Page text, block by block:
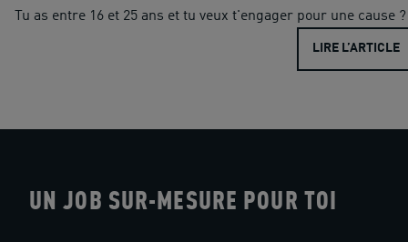
Tu as entre 16 et 25 ans et tu veux t'engager pour une cause
LIRE L’ARTICLE
UN JOB SUR-MESURE POUR TOI